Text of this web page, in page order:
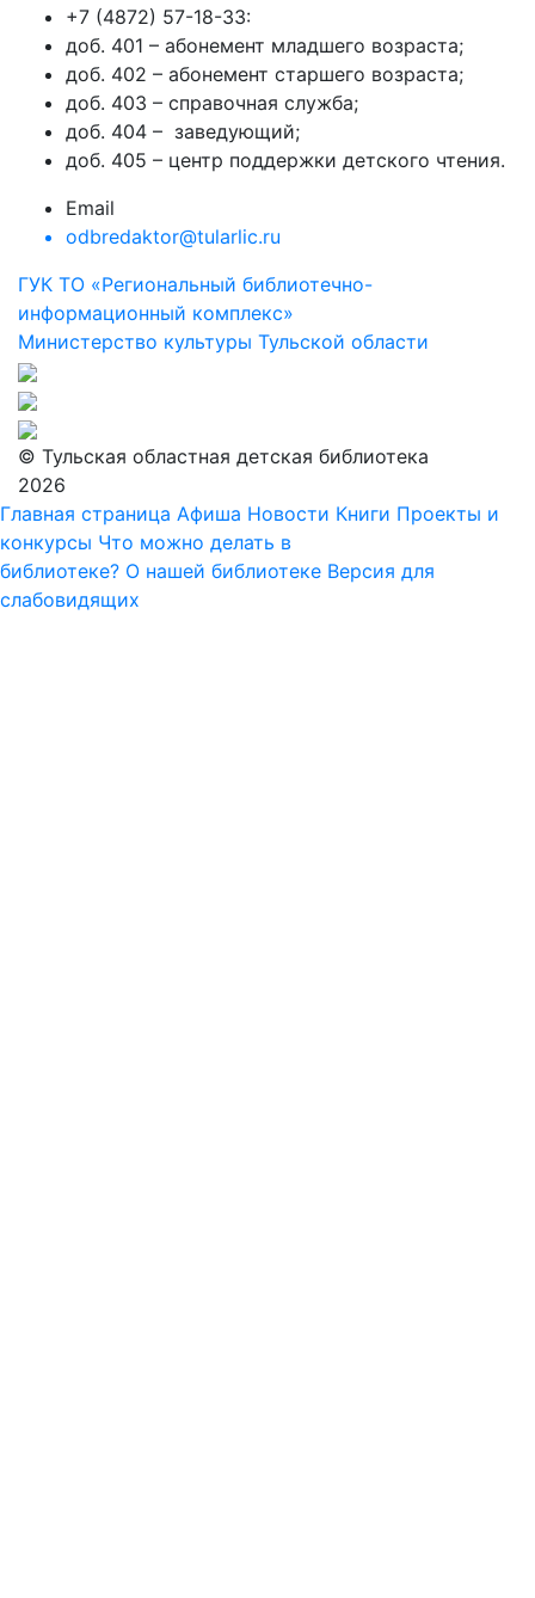
+7 (4872) 57-18-33:
доб. 401 – абонемент младшего возраста;
доб. 402 – абонемент старшего возраста;
доб. 403 – справочная служба;
доб. 404 – заведующий;
доб. 405 – центр поддержки детского чтения.
Email
odbredaktor@tularlic.ru
ГУК ТО «Региональный библиотечно-
информационный комплекс»
Министерство культуры Тульской области
© Тульская областная детская библиотека
2026
Главная страница Афиша Новости Книги Проекты и
конкурсы Что можно делать в
библиотеке? О нашей библиотеке Версия для
слабовидящих